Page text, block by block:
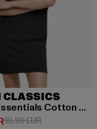
CLASSICS
Ladies Essentials Cotton Cut On Sleeve
Preis: 16,99 EUR
19,99 EURAktionspreis: